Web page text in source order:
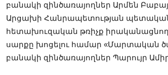
բանակի զինծառայողներ Արմեն
Արցախի Հանրապետության
հետախուզական թռիչք
սարքը խոցելու համար «Մարտական
բանակի զինծառայողներ Պարույր